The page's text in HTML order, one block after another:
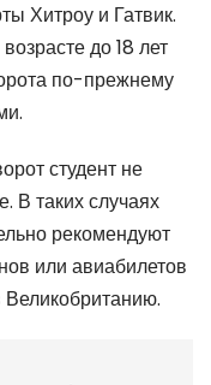
Хитроу и Гатвик.
до 18 лет
по-прежнему
студент не
В таких случаях
рекомендуют
или авиабилетов